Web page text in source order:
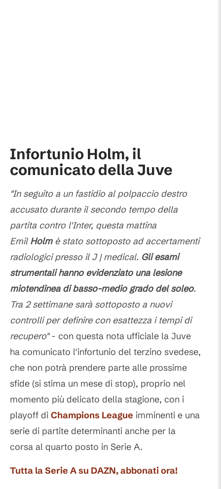
Infortunio Holm, il
comunicato della Juve
"In seguito a un fastidio al polpaccio destro
accusato durante il secondo tempo della
partita contro l'Inter, questa mattina
Emil Holmè stato sottoposto ad accertamenti
radiologici presso il J | medical. Gli esami
strumentali hanno evidenziato una lesione
miotendinea di basso-medio grado del soleo.
Tra 2 settimane sarà sottoposto a nuovi
controlli per definire con esattezza i tempi di
recupero"- con questa nota ufficiale la Juve
ha comunicato l'infortunio del terzino svedese,
che non potrà prendere parte alle prossime
sfide (si stima un mese di stop), proprio nel
momento più delicato della stagione, con i
playoff di Champions League imminenti e una
serie di partite determinanti anche per la
corsa al quarto posto in Serie A.
Tutta la Serie A su DAZN, abbonati ora!